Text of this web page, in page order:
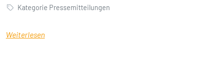
Kategorie Pressemitteilungen
Weiterlesen